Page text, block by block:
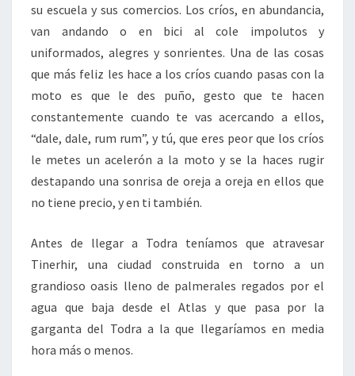
su escuela y sus comercios. Los críos, en abundancia,
van andando o en bici al cole impolutos y
uniformados, alegres y sonrientes. Una de las cosas
que más feliz les hace a los críos cuando pasas con la
moto es que le des puño, gesto que te hacen
constantemente cuando te vas acercando a ellos,
“dale, dale, rum rum”, y tú, que eres peor que los críos
le metes un acelerón a la moto y se la haces rugir
destapando una sonrisa de oreja a oreja en ellos que
no tiene precio, y en ti también.
Antes de llegar a Todra teníamos que atravesar
Tinerhir, una ciudad construida en torno a un
grandioso oasis lleno de palmerales regados por el
agua que baja desde el Atlas y que pasa por la
garganta del Todra a la que llegaríamos en media
hora más o menos.